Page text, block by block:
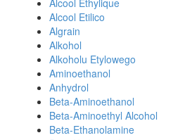
Alcool Ethylique
Alcool Etilico
Algrain
Alkohol
Alkoholu Etylowego
Aminoethanol
Anhydrol
Beta-Aminoethanol
Beta-Aminoethyl Alcohol
Beta-Ethanolamine